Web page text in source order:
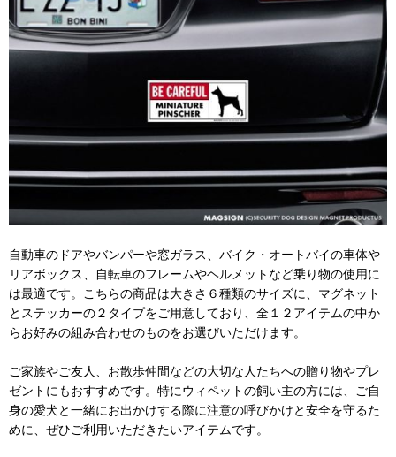
自動車のドアやバンパーや窓ガラス、バイク・オートバイの車体や
リアボックス、自転車のフレームやヘルメットなど乗り物の使用に
は最適です。こちらの商品は大きさ６種類のサイズに、マグネット
とステッカーの２タイプをご用意しており、全１２アイテムの中か
らお好みの組み合わせのものをお選びいただけます。
ご家族やご友人、お散歩仲間などの大切な人たちへの贈り物やプレ
ゼントにもおすすめです。特にウィペットの飼い主の方には、ご自
身の愛犬と一緒にお出かけする際に注意の呼びかけと安全を守るた
めに、ぜひご利用いただきたいアイテムです。